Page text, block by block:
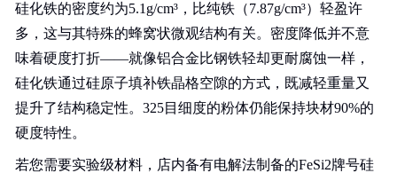
硅化铁的密度约为5.1g/cm³，比纯铁（7.87g/cm³）轻盈许
多，这与其特殊的蜂窝状微观结构有关。密度降低并不意
味着硬度打折——就像铝合金比钢铁轻却更耐腐蚀一样，
硅化铁通过硅原子填补铁晶格空隙的方式，既减轻重量又
提升了结构稳定性。325目细度的粉体仍能保持块材90%的
硬度特性。
若您需要实验级材料，店内备有电解法制备的FeSi2牌号硅